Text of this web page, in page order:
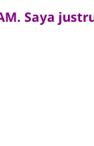
Saya